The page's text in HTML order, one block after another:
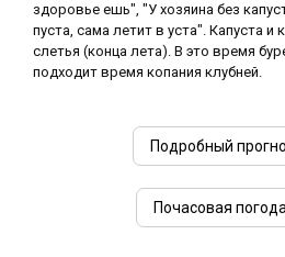
здоровье ешь", "У хозяина без
пуста, сама летит в уста". Капуста
слетья (конца лета). В это время
подходит время копания клубней.
Подробный
Почасовая